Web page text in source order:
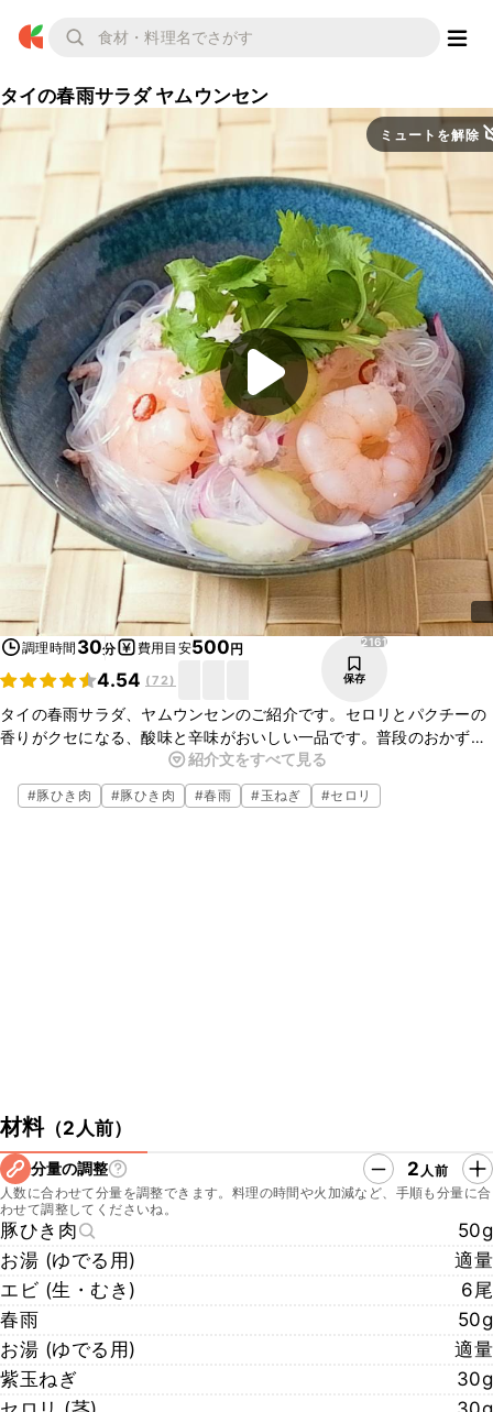
タイの春雨サラダ ヤムウンセン
ミュートを解除
調理時間 30分 費用目安500円
4.54 (72)
2161
保存
タイの春雨サラダ、ヤムウンセンのご紹介です。セロリとパクチーの
香りがクセになる、酸味と辛味がおいしい一品です。普段のおかずに
はもちろん、ちょっとしたおもてなしにもおすすめです。彩りもよ
く、食卓が華やかになりますよ。ぜひお試しくださいね。
紹介文をすべて見る
#豚ひき肉 #豚ひき肉 #春雨 #玉ねぎ #セロリ
材料（2人前）
分量の調整 2 人前
人数に合わせて分量を調整できます。料理の時間や火加減など、手順も分量に合
わせて調整してくださいね。
豚ひき肉
50g
お湯 (ゆでる用)
適量
エビ (生・むき)
6尾
春雨
50g
お湯 (ゆでる用)
適量
紫玉ねぎ
30g